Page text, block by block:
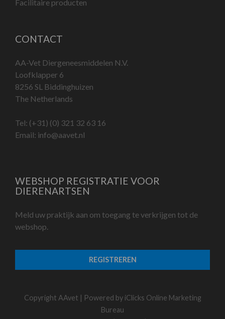
Facilitaire producten
CONTACT
AA-Vet Diergeneesmiddelen N.V.
Loofklapper 6
8256 SL Biddinghuizen
The Netherlands
Tel: (+31) (0) 321 32 63 16
Email: info@aavet.nl
WEBSHOP REGISTRATIE VOOR
DIERENARTSEN
Meld uw praktijk aan om toegang te verkrijgen tot de
webshop.
REGISTREREN
Copyright AAvet | Powered by iClicks Online Marketing
Bureau